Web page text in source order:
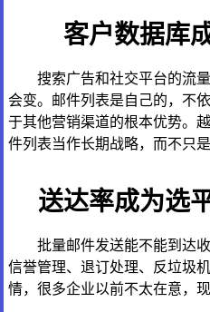
客户数据库
搜索广告和社交平台的流
会变。邮件列表是自己的，不
于其他营销渠道的根本优势。
件列表当作长期战略，而不只
送达率成为选
批量邮件发送能不能到达
信誉管理、退订处理、反垃圾
情，很多企业以前不太在意，